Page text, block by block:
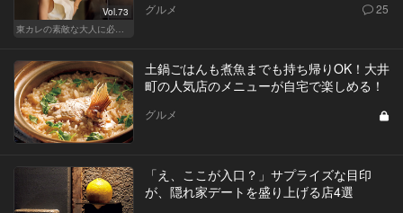
Vol.73
グルメ 25
土鍋ごはんも煮魚までも持ち帰りOK！大井
町の人気店のメニューが自宅で楽しめる！
グルメ
「え、ここが入口？」サプライズな目印
が、隠れ家デートを盛り上げる店4選